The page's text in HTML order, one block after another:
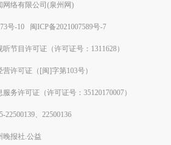
网络有限公司(泉州网)
号-10 闽ICP备2021007589号-7
节目许可证（许可证号：1311628）
许可证（[闽]字第103号）
务许可证（许可证号：35120170007）
22500139、22500136
晚报社.公益